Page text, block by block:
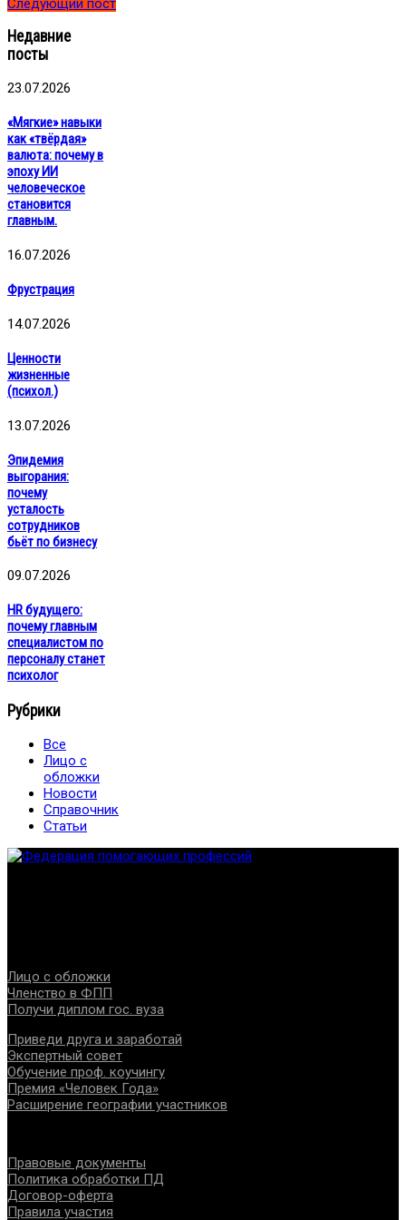
Следующий пост
Недавние
посты
23.07.2026
«Мягкие» навыки
как «твёрдая»
валюта: почему в
эпоху ИИ
человеческое
становится
главным.
16.07.2026
Фрустрация
14.07.2026
Ценности
жизненные
(психол.)
13.07.2026
Эпидемия
выгорания:
почему
усталость
сотрудников
бьёт по бизнесу
09.07.2026
HR будущего:
почему главным
специалистом по
персоналу станет
психолог
Рубрики
Все
Лицо с
обложки
Новости
Справочник
Статьи
Лицо с обложки
Членство в ФПП
Получи диплом гос. вуза
Приведи друга и заработай
Экспертный совет
Обучение проф. коучингу
Премия «Человек Года»
Расширение географии участников
Правовые документы
Политика обработки ПД
Договор-оферта
Правила участия